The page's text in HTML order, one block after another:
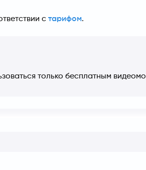
с тарифом.
только бесплатным